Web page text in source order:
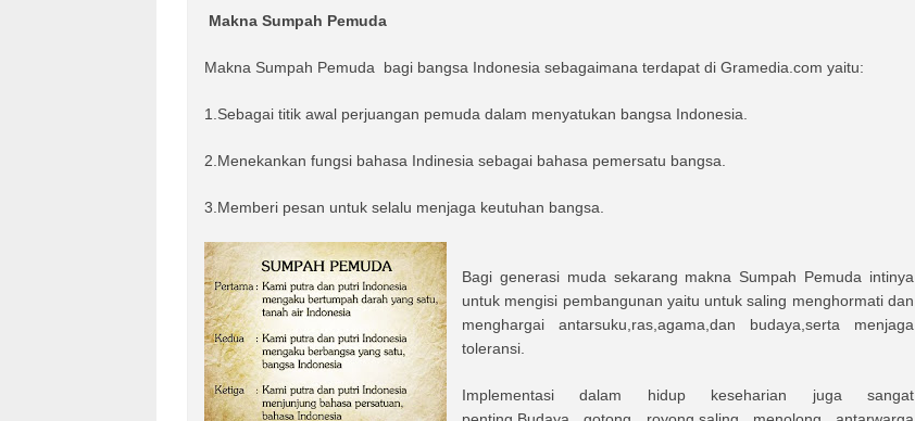
Makna Sumpah Pemuda
Makna Sumpah Pemuda bagi bangsa Indonesia sebagaimana terdapat di Gramedia.com yaitu:
1.Sebagai titik awal perjuangan pemuda dalam menyatukan bangsa Indonesia.
2.Menekankan fungsi bahasa Indinesia sebagai bahasa pemersatu bangsa.
3.Memberi pesan untuk selalu menjaga keutuhan bangsa.
Bagi generasi muda sekarang makna Sumpah Pemuda intinya
untuk mengisi pembangunan yaitu untuk saling menghormati dan
menghargai antarsuku,ras,agama,dan budaya,serta menjaga
toleransi.
Implementasi dalam hidup keseharian juga sangat